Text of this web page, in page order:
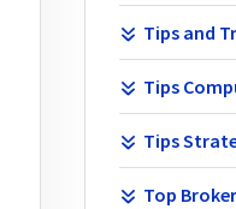
Tips and
Tips
Tips
Top Broker